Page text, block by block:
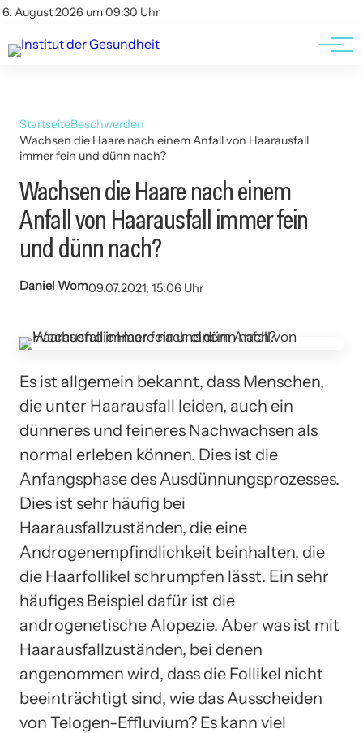
6. August 2026 um 09:30 Uhr
Kontakt
Kontakt
AGBs
StartseiteBeschwerden
Wachsen die Haare nach einem Anfall von Haarausfall
immer fein und dünn nach?
Wachsen die Haare nach einem
Anfall von Haarausfall immer fein
und dünn nach?
Daniel Wom09.07.2021, 15:06 Uhr
Es ist allgemein bekannt, dass Menschen,
die unter Haarausfall leiden, auch ein
dünneres und feineres Nachwachsen als
normal erleben können. Dies ist die
Anfangsphase des Ausdünnungsprozesses.
Dies ist sehr häufig bei
Haarausfallzuständen, die eine
Androgenempfindlichkeit beinhalten, die
die Haarfollikel schrumpfen lässt. Ein sehr
häufiges Beispiel dafür ist die
androgenetische Alopezie. Aber was ist mit
Haarausfallzuständen, bei denen
angenommen wird, dass die Follikel nicht
beeinträchtigt sind, wie das Ausscheiden
von Telogen-Effluvium? Es kann viel